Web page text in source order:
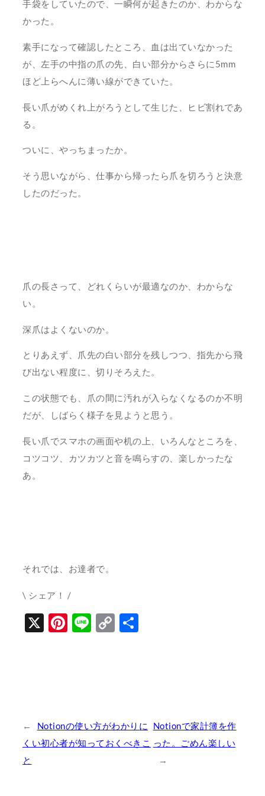
手袋をしていたので、一瞬何が起きたのか、わからな
かった。
素手になって確認したところ、血は出ていなかった
が、左手の中指の爪の先、白い部分からさらに5mm
ほど上らへんに薄い線ができていた。
長い爪がめくれ上がろうとして生じた、ヒビ割れであ
る。
ついに、やっちまったか。
そう思いながら、仕事から帰ったら爪を切ろうと決意
したのだった。
爪の長さって、どれくらいが最適なのか、わからな
い。
深爪はよくないのか。
とりあえず、爪先の白い部分を残しつつ、指先から飛
び出ない程度に、切りそろえた。
この状態でも、爪の間に汚れが入らなくなるのか不明
だが、しばらく様子を見ようと思う。
長い爪でスマホの画面や机の上、いろんなところを、
コツコツ、カツカツと音を鳴らすの、楽しかったな
あ。
それでは、お達者で。
\ シェア！ /
X Pinterest
LineCopy
←
Notionの使い方がわかりに
くい初心者が知っておくべきこ
と
Notionで家計簿を作
った。ごめん楽しい
→